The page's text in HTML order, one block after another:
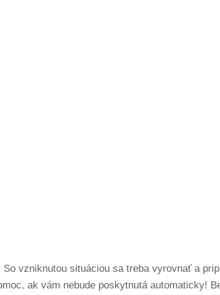
vzniknutou situáciou sa treba vyrovnať a
ak vám nebude poskytnutá automaticky!